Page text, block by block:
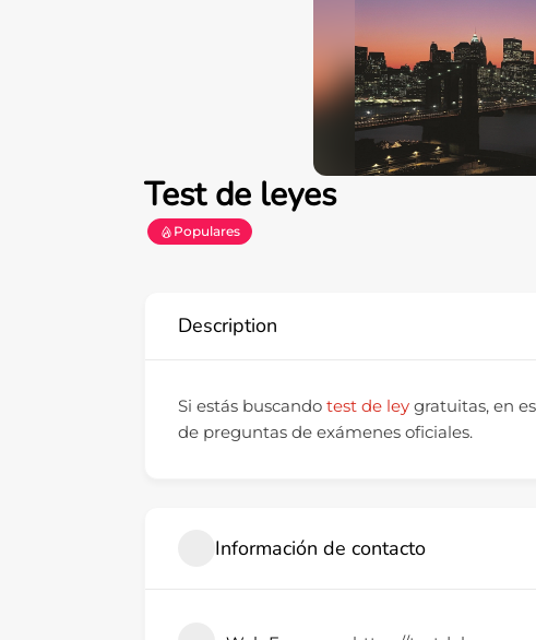
Test de leyes
Populares
Description
Si estás buscando test de ley gratuitas, en
de preguntas de exámenes oficiales.
Información de contacto